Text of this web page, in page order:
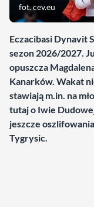
fot. cev.eu
Eczacibasi Dynavit
sezon 2026/2027.
opuszcza
Kanarków. Wakat
stawiają m.in. na
tutaj o Iwie
jeszcze
Tygrysic.